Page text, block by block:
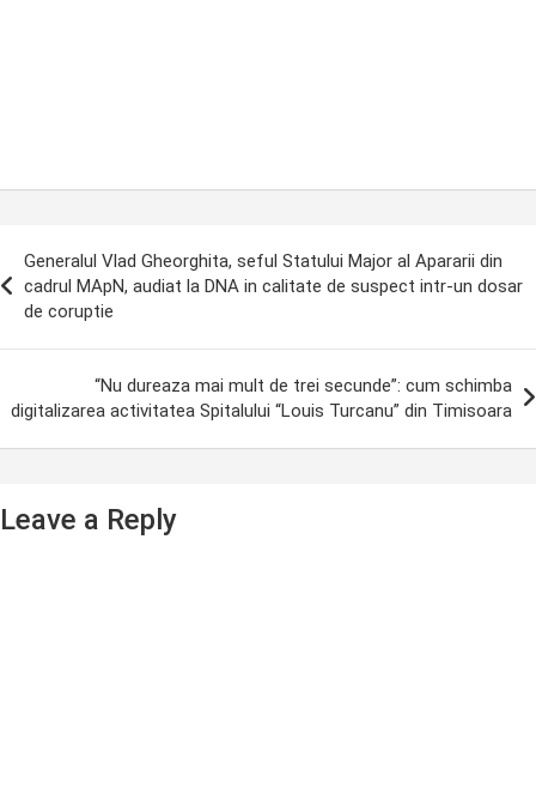
Generalul Vlad Gheorghita, seful Statului Major al Apararii din
cadrul MApN, audiat la DNA in calitate de suspect intr-un dosar
de coruptie
“Nu dureaza mai mult de trei secunde”: cum schimba
digitalizarea activitatea Spitalului “Louis Turcanu” din Timisoara
Leave a Reply